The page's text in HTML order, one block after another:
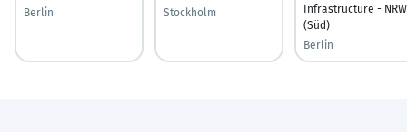
Berlin
Stockholm
Infrastructure - NRW
(Süd)
Berlin